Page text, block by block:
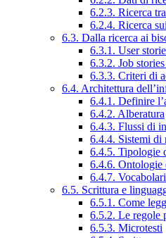
6.2.3. Ricerca
6.2.4. Ricerca
6.3. Dalla ricerca ai
6.3.1. User
6.3.2. Job
6.3.3. Criteri di
6.4. Architettura
6.4.1. Definire
6.4.2. Alberatura
6.4.3. Flussi di
6.4.4. Sistemi di
6.4.5. Tipologie
6.4.6. Ontologie
6.4.7.
6.5. Scrittura e
6.5.1. Come
6.5.2. Le regole
6.5.3. Microtesti